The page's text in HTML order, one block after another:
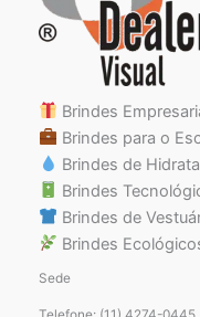
Brindes
Brindes para o
Brindes de
Brindes
Brindes de
Brindes
Sede